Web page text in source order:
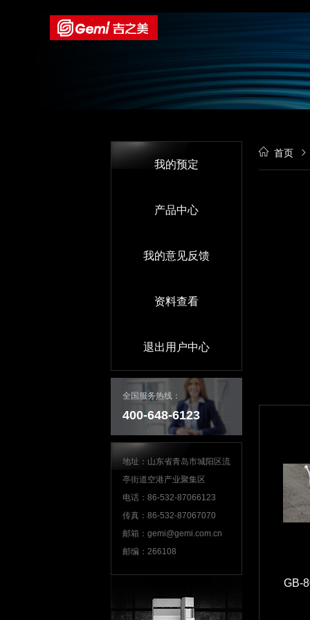
我的预定
产品中心
我的意见反馈
资料查看
退出用户中心
全国服务热线：
400-648-6123
地址：山东省青岛市城阳区流
亭街道空港产业聚集区
电话：86-532-87066123
传真：86-532-87067070
邮箱：gemi@gemi.com.cn
邮编：266108
首页
GB-